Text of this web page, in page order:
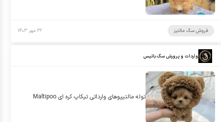
فروش سگ مالتیز ۲۲ مهر ۱۴۰۳
واردات و پرورش سگ باتیس
توله مالتيپوهاى وارداتى تيكاپ كره اى Maltipoo